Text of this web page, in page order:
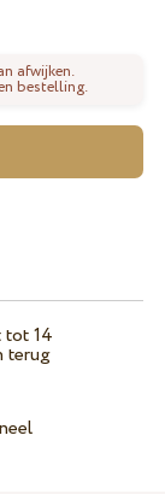
afwijken.
bestelling.
14
terug